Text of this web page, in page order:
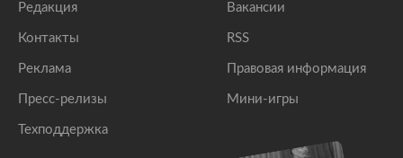
Редакция
Контакты
Реклама
Пресс-релизы
Техподдержка
Вакансии
RSS
Правовая информация
Мини-игры